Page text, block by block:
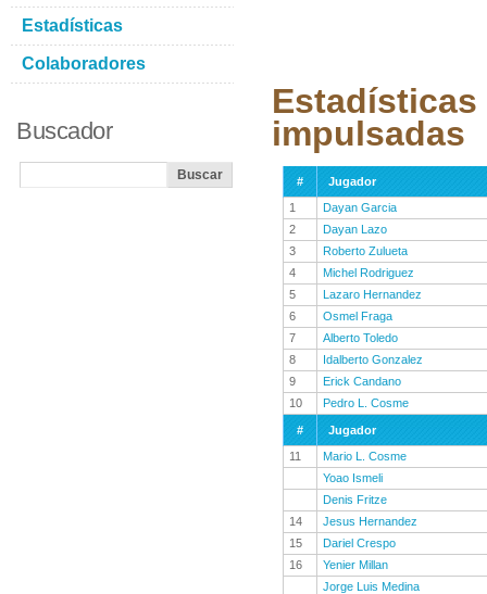
Estadísticas
impulsadas
#
Jugador
1
Dayan Garcia
2
Dayan Lazo
3
Roberto Zulueta
4
Michel Rodriguez
5
Lazaro Hernandez
6
Osmel Fraga
7
Alberto Toledo
8
Idalberto Gonzalez
9
Erick Candano
10
Pedro L. Cosme
#
Jugador
11
Mario L. Cosme
Yoao Ismeli
Denis Fritze
14
Jesus Hernandez
15
Dariel Crespo
16
Yenier Millan
Jorge Luis Medina
Estadísticas
Colaboradores
Buscador